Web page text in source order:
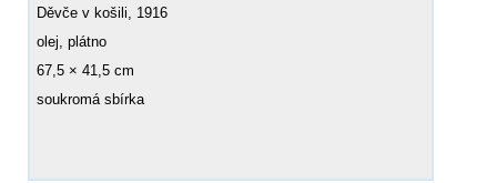
Děvče v košili, 1916
olej, plátno
67,5 × 41,5 cm
soukromá sbírka